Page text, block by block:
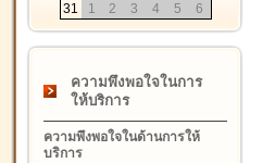
31
1 2 3 4 5 6
ความพึงพอใจในการ
ให้บริการ
ความพึงพอใจในด้านการให้
บริการ